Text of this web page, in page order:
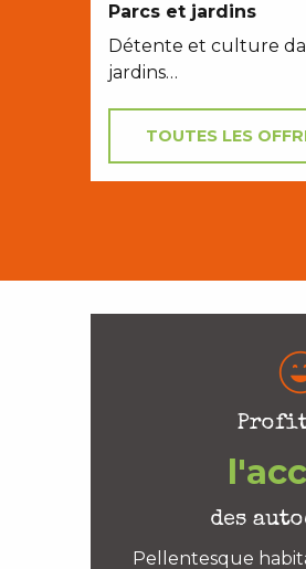
Parcs et jardins
Détente et culture
jardins…
TOUTES LES
des
Pellentesque